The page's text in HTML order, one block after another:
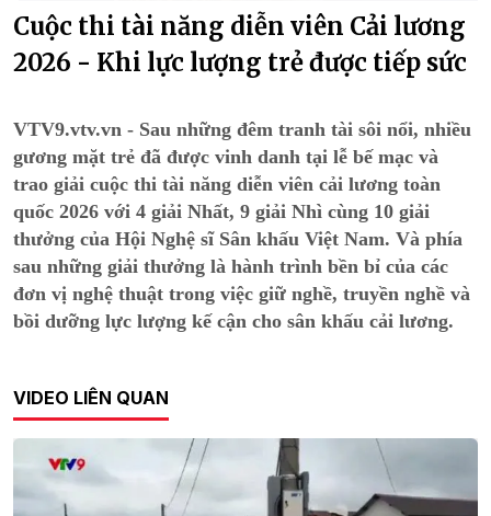
Current
Time
0:02 Duration
2:16
Cuộc thi tài năng diễn viên Cải lương
2026 - Khi lực lượng trẻ được tiếp sức
VTV9.vtv.vn - Sau những đêm tranh tài sôi nổi, nhiều
gương mặt trẻ đã được vinh danh tại lễ bế mạc và
trao giải cuộc thi tài năng diễn viên cải lương toàn
quốc 2026 với 4 giải Nhất, 9 giải Nhì cùng 10 giải
thưởng của Hội Nghệ sĩ Sân khấu Việt Nam. Và phía
sau những giải thưởng là hành trình bền bỉ của các
đơn vị nghệ thuật trong việc giữ nghề, truyền nghề và
bồi dưỡng lực lượng kế cận cho sân khấu cải lương.
VIDEO LIÊN QUAN